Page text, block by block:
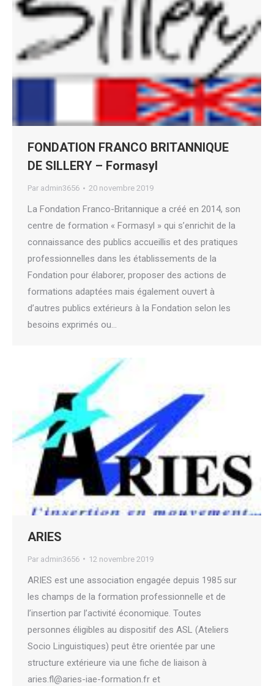
FONDATION FRANCO BRITANNIQUE
DE SILLERY – Formasyl
Par admin3656 20 novembre 2019
La Fondation Franco-Britannique a créé en 2014, son
centre de formation « Formasyl » qui s’enrichit de la
connaissance des publics accueillis et des pratiques
professionnelles dans les établissements de la
Fondation pour élaborer, proposer des actions de
formations adaptées mais également ouvert à
d’autres publics extérieurs à la Fondation selon les
besoins exprimés ou…
ARIES
Par admin3656 12 novembre 2019
ARIES est une association engagée depuis 1985 sur
les champs de la formation professionnelle et de
l’insertion par l’activité économique. Toutes
personnes éligibles au dispositif des ASL (Ateliers
Socio Linguistiques) peut être orientée par une
structure extérieure via une fiche de liaison à
aries.fl@aries-iae-formation.fr et